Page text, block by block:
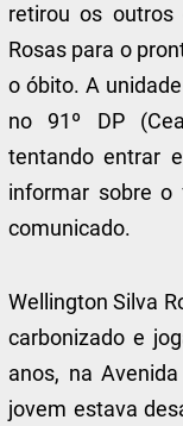
retirou os outros
Rosas para o
o óbito. A
no 91º DP
tentando entrar
informar sobre o
comunicado.
Wellington Silva
carbonizado e
anos, na
jovem estava